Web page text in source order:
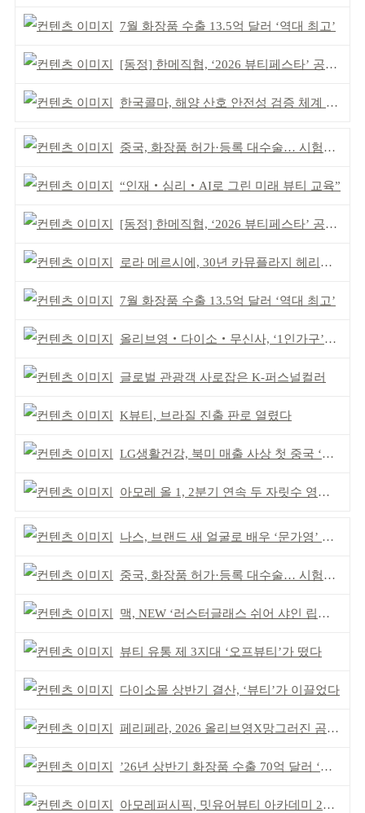
7월 화장품 수출 13.5억 달러 ‘역대 최고’
[동정] 한메직협, ‘2026 뷰티페스타’ 공동 주최
한국콜마, 해양 산호 안전성 검증 체계 구축
중국, 화장품 허가·등록 대수술… 시험자료 공용 허용
“인재‧심리‧AI로 그린 미래 뷰티 교육”
[동정] 한메직협, ‘2026 뷰티페스타’ 공동 주최
로라 메르시에, 30년 카뮤플라지 헤리티지 담아
7월 화장품 수출 13.5억 달러 ‘역대 최고’
올리브영‧다이소‧무신사, ‘1인가구’가 이끈다
글로벌 관광객 사로잡은 K-퍼스널컬러
K뷰티, 브라질 진출 판로 열렸다
LG생활건강, 북미 매출 사상 첫 중국 ‘추월’
아모레 올 1, 2분기 연속 두 자릿수 영업이익률 기록
나스, 브랜드 새 얼굴로 배우 ‘문가영’ 발탁
중국, 화장품 허가·등록 대수술… 시험자료 공용 허용
맥, NEW ‘러스터글래스 쉬어 샤인 립스틱’ 출시
뷰티 유통 제 3지대 ‘오프뷰티’가 떴다
다이소몰 상반기 결산, ‘뷰티’가 이끌었다
페리페라, 2026 올리브영X망그러진 곰 콜라보
’26년 상반기 화장품 수출 70억 달러 ‘역대 최고’
아모레퍼시픽, 밋유어뷰티 아카데미 2기 발대식